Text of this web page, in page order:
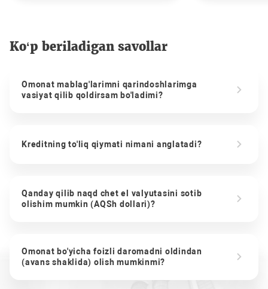
Ko‘p beriladigan savollar
Omonat mablag'larimni qarindoshlarimga
vasiyat qilib qoldirsam bo'ladimi?
Kreditning to'liq qiymati nimani anglatadi?
Qanday qilib naqd chet el valyutasini sotib
olishim mumkin (AQSh dollari)?
Omonat bo'yicha foizli daromadni oldindan
(avans shaklida) olish mumkinmi?